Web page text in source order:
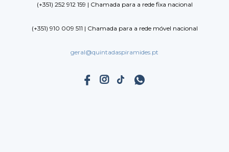
(+351) 252 912 159 | Chamada para a rede fixa nacional
(+351) 910 009 511 | Chamada para a rede móvel nacional
geral@quintadaspiramides.pt